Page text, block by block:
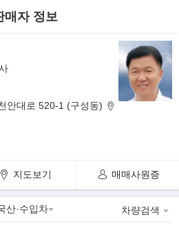
매자 정보
안대로 520-1 (구성동)
지도보기 매매사원증
차량검색